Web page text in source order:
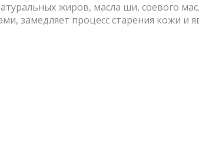
жиров, масла ши, соевого
замедляет процесс старения кожи и